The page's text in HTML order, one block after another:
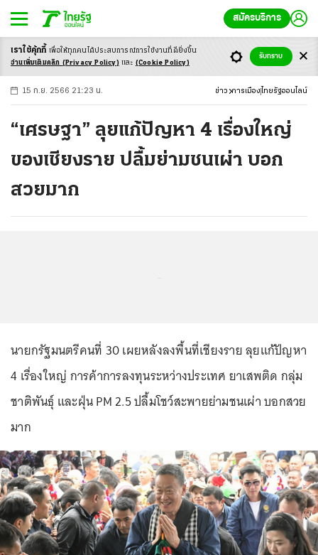
สมัครบริการ
-ก ก ก+
15 ก.ย. 2566 21:23 น. ข่าว การเมือง ไทยรัฐออนไลน์
“เศรษฐา” ลุยแก้ปัญหา 4 เรื่องใหญ่
ของเชียงราย ปลื้มย่ามชนเผ่า บอก
สวยมาก
นายกรัฐมนตรีคนที่ 30 เผยหลังลงพื้นที่เชียงราย ลุยแก้ปัญหา
4 เรื่องใหญ่ การค้าการลงทุนระหว่างประเทศ ยาเสพติด กลุ่ม
ชาติพันธุ์ และฝุ่น PM 2.5 ปลื้มโชว์สะพายย่ามชนเผ่า บอกสวย
มาก
เราใช้คุ้กกี้ เพื่อให้ทุกคนได้ประสบการณ์การใช้งานที่ดียิ่งขึ้น
อ่านเพิ่มเติมคลิก (Privacy Policy) และ (Cookie Policy)
รับทราบ